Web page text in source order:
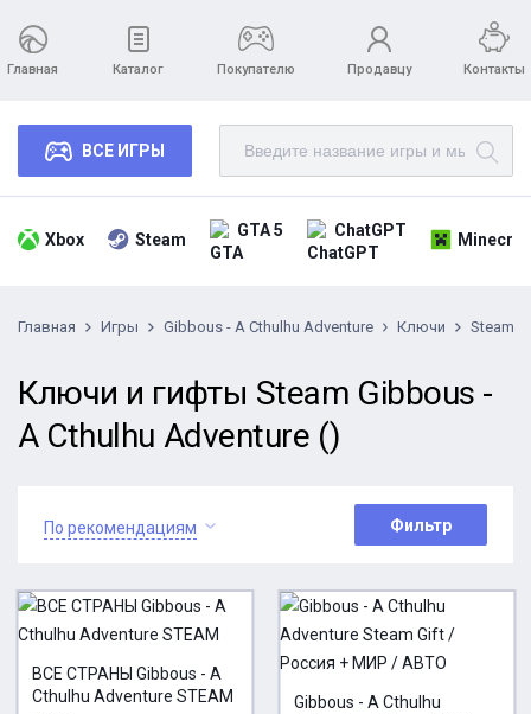
Главная Каталог Покупателю Продавцу Контакты
ВСЕ ИГРЫ
Xbox Steam GTA 5 ChatGPT
Главная Игры Gibbous - A Cthulhu Adventure Ключи Steam
Ключи и гифты Steam Gibbous -
A Cthulhu Adventure ()
По рекомендациям Фильтр
ВСЕ СТРАНЫ Gibbous - A
Cthulhu Adventure STEAM
Gibbous - A Cthulhu